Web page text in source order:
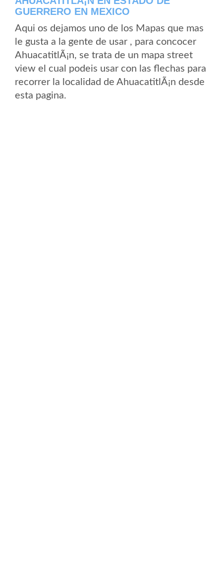
GUERRERO EN MEXICO
Aqui os dejamos uno de los Mapas que mas
le gusta a la gente de usar , para concocer
AhuacatitlÃ¡n, se trata de un mapa street
view el cual podeis usar con las flechas para
recorrer la localidad de AhuacatitlÃ¡n desde
esta pagina.